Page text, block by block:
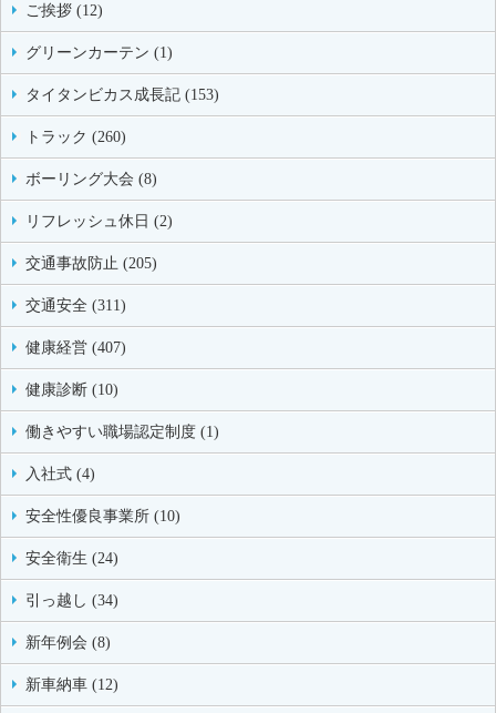
ご挨拶 (12)
グリーンカーテン (1)
タイタンビカス成長記 (153)
トラック (260)
ボーリング大会 (8)
リフレッシュ休日 (2)
交通事故防止 (205)
交通安全 (311)
健康経営 (407)
健康診断 (10)
働きやすい職場認定制度 (1)
入社式 (4)
安全性優良事業所 (10)
安全衛生 (24)
引っ越し (34)
新年例会 (8)
新車納車 (12)